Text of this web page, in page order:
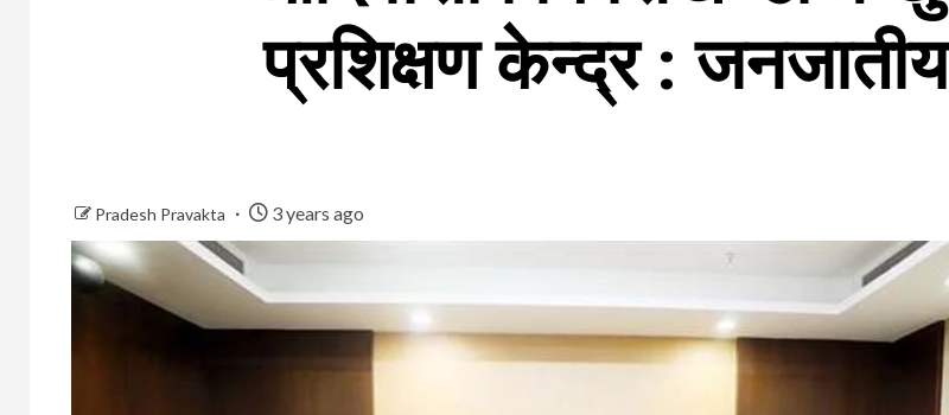
प्रशिक्षण केन्द्र : जनजातीय
Pradesh Pravakta 3 years ago